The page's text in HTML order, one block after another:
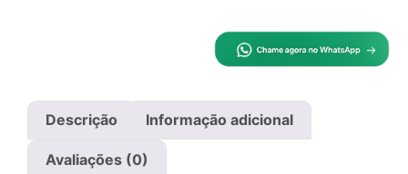
Descrição Informação adicional
Avaliações (0)